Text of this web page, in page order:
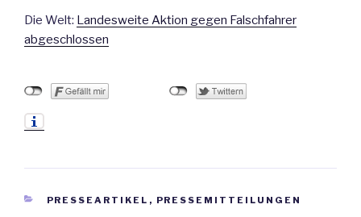
Die Welt: Landesweite Aktion gegen Falschfahrer
abgeschlossen
KATEGORIEN
PRESSEARTIKEL , PRESSEMITTEILUNGEN